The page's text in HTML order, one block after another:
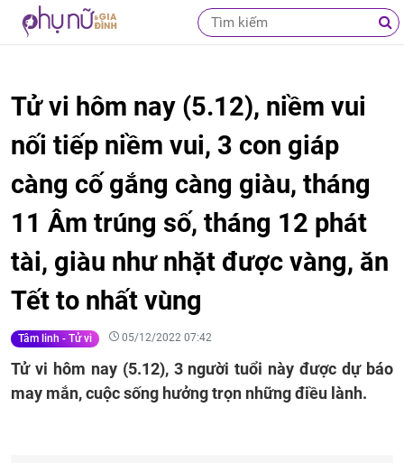
Tử vi hôm nay (5.12), niềm vui
nối tiếp niềm vui, 3 con giáp
càng cố gắng càng giàu, tháng
11 Âm trúng số, tháng 12 phát
tài, giàu như nhặt được vàng, ăn
Tết to nhất vùng
Tâm linh - Tử vi 05/12/2022 07:42
Tử vi hôm nay (5.12), 3 người tuổi này được dự báo
may mắn, cuộc sống hưởng trọn những điều lành.